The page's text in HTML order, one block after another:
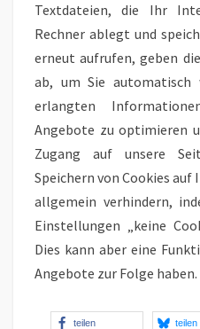
Textdateien, die Ihr
Rechner ablegt und
erneut aufrufen, geben
ab, um Sie automatisch
erlangten
Angebote zu optimieren
Zugang auf unsere
Speichern von Cookies
allgemein verhindern,
Einstellungen „keine
Dies kann aber eine
Angebote zur Folge haben.
teilen teilen